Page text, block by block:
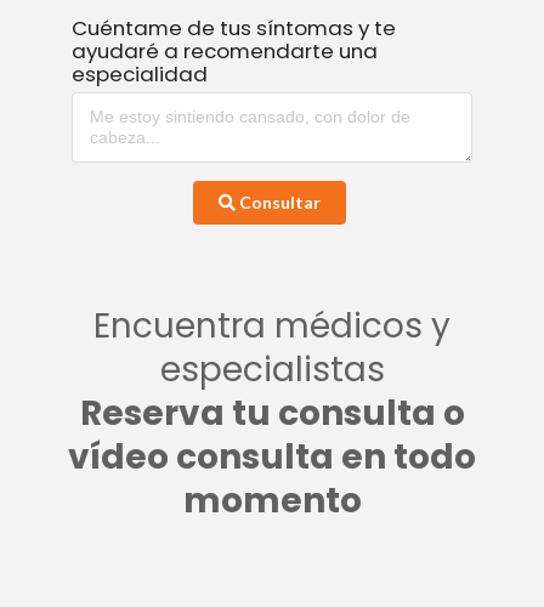
Cuéntame de tus síntomas y te
ayudaré a recomendarte una
especialidad
Consultar
Encuentra médicos y
especialistas
Reserva tu consulta o
vídeo consulta en todo
momento